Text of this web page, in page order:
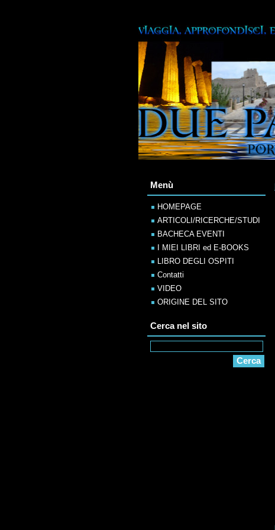
Menù
HOMEPAGE
ARTICOLI/RICERCHE/STUDI
BACHECA EVENTI
I MIEI LIBRI ed E-BOOKS
LIBRO DEGLI OSPITI
Contatti
VIDEO
ORIGINE DEL SITO
Cerca nel sito